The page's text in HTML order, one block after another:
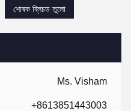
Ms. Visham
+8613851443003
শোষক ব্লিচড তুলো